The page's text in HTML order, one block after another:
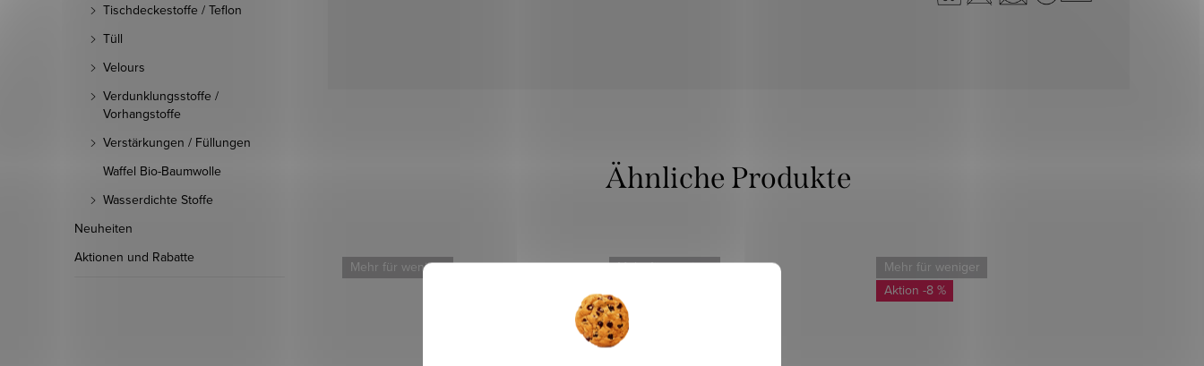
Tischdeckestoffe / Teflon
Tüll
Velours
Verdunklungsstoffe /
Vorhangstoffe
Verstärkungen / Füllungen
Waffel Bio-Baumwolle
Wasserdichte Stoffe
Neuheiten
Aktionen und Rabatte
Mehr für weniger Mehr für weniger
Mehr für weniger
-8 %